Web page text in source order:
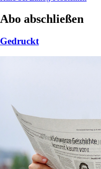
Abo abschließen
Gedruckt